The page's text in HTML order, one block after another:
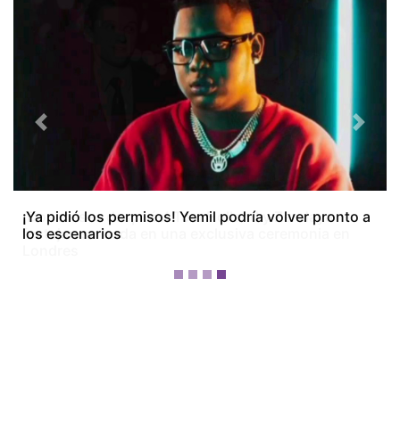
¡Dos meses después! Tom Holland y Zendaya
festejan su boda en una exclusiva ceremonia en
Previous Next